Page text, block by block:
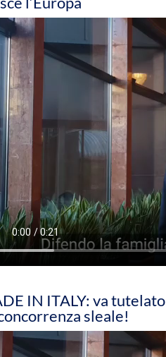
IN ITALY: va tutelato
sleale!